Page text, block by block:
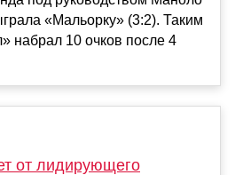
«Мальорку» (3:2). Таким
набрал 10 очков после 4
от лидирующего